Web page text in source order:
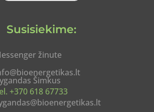
Susisiekime:
žinute
Šimkus
+370 618 67733